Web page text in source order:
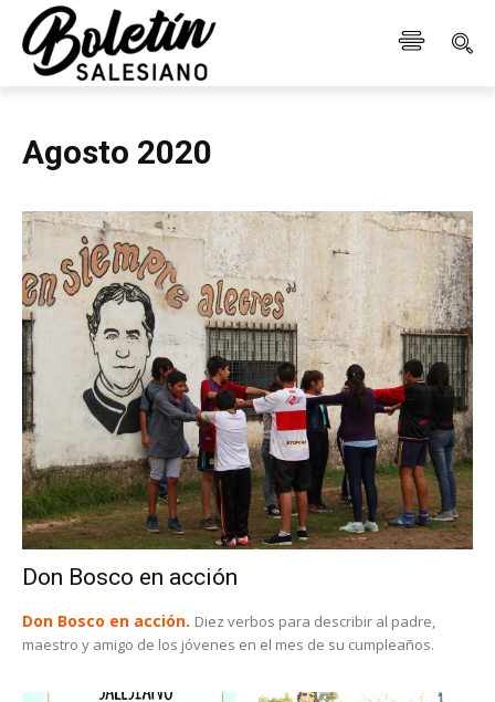
Agosto 2020
Don Bosco en acción
Don Bosco en acción. Diez verbos para describir al padre,
maestro y amigo de los jóvenes en el mes de su cumpleaños.